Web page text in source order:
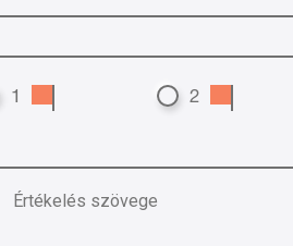
1 2